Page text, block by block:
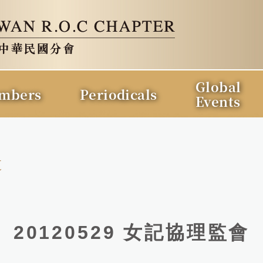
Periodicals
Global
Events
20120529 女記協理監會